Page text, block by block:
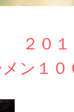
２０
ン１０